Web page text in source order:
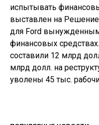
испытывать
выставлен на Решение
для Ford
финансовых
составили 12 млрд
млрд долл. на
уволены 45 тыс.